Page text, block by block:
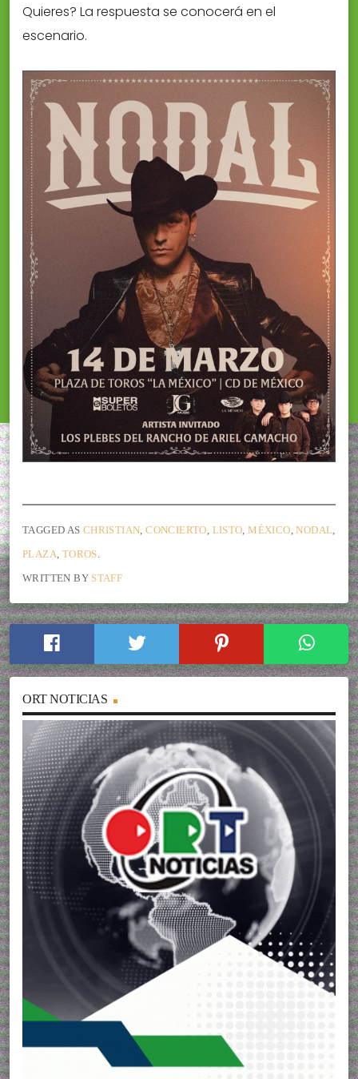
Quieres? La respuesta se conocerá en el
escenario.
TAGGED AS CHRISTIAN,CONCIERTO, LISTO,MÉXICO,NODAL,
PLAZA, TOROS.
WRITTEN BY STAFF
ORT NOTICIAS